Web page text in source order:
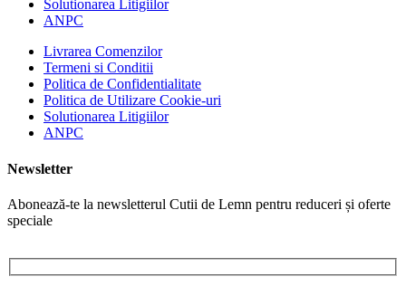
Solutionarea Litigiilor
ANPC
Livrarea Comenzilor
Termeni si Conditii
Politica de Confidentialitate
Politica de Utilizare Cookie-uri
Solutionarea Litigiilor
ANPC
Newsletter
Abonează-te la newsletterul Cutii de Lemn pentru reduceri și oferte
speciale